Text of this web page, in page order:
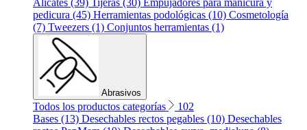
Alicates (39) Tijeras (30) Empujadores para manicura y
pedicura (45) Herramientas podológicas (10) Cosmetología
(7) Tweezers (1) Conjuntos herramientas (1)
Abrasivos
Todos los productos categorías
102
Bases (13) Desechables rectos pegables (10) Desechables